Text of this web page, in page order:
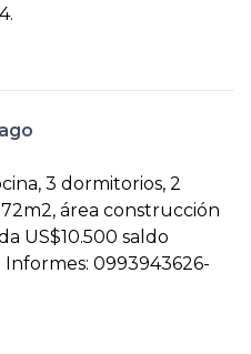
3 dormitorios, 2
área construcción
US$10.500 saldo
Informes: 0993943626-